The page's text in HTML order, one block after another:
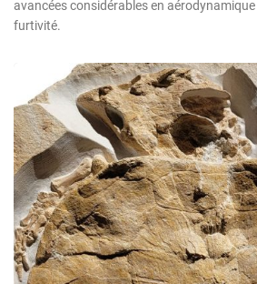
avancées considérables en
furtivité.